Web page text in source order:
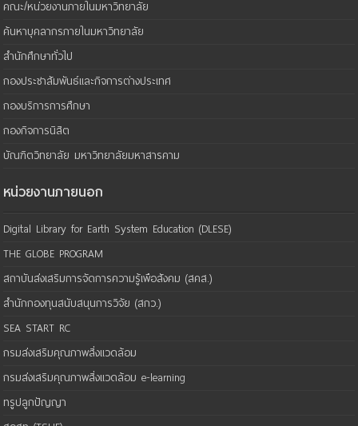
คณะ/หน่วยงานภายในมหาวิทยาลัย
ค้นหาบุคลากรภายในมหาวิทยาลัย
สำนักศึกษาทั่วไป
กองประชาสัมพันธ์และกิจการต่างประเทศ
กองบริการการศึกษา
กองกิจการนิสิต
บัณฑิตวิทยาลัย มหาวิทยาลัยมหาสารคาม
หน่วยงานภายนอก
Digital Library for Earth System Education (DLESE)
THE GLOBE PROGRAM
สถาบันส่งเสริมการจัดการความรู้เพือสังคม (สคส.)
สำนักกองทุนสนับสนุนการวิจัย (สกว.)
SEA START RC
กรมส่งเสริมคุณภาพสิ่งแวดล้อม
กรมส่งเสริมคุณภาพสิ่งแวดล้อม e-learning
ทรูปลูกปัญญา